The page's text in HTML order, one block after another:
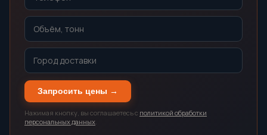
Запросить цены →
Нажимая кнопку, вы соглашаетесь с политикой обработки
персональных данных.